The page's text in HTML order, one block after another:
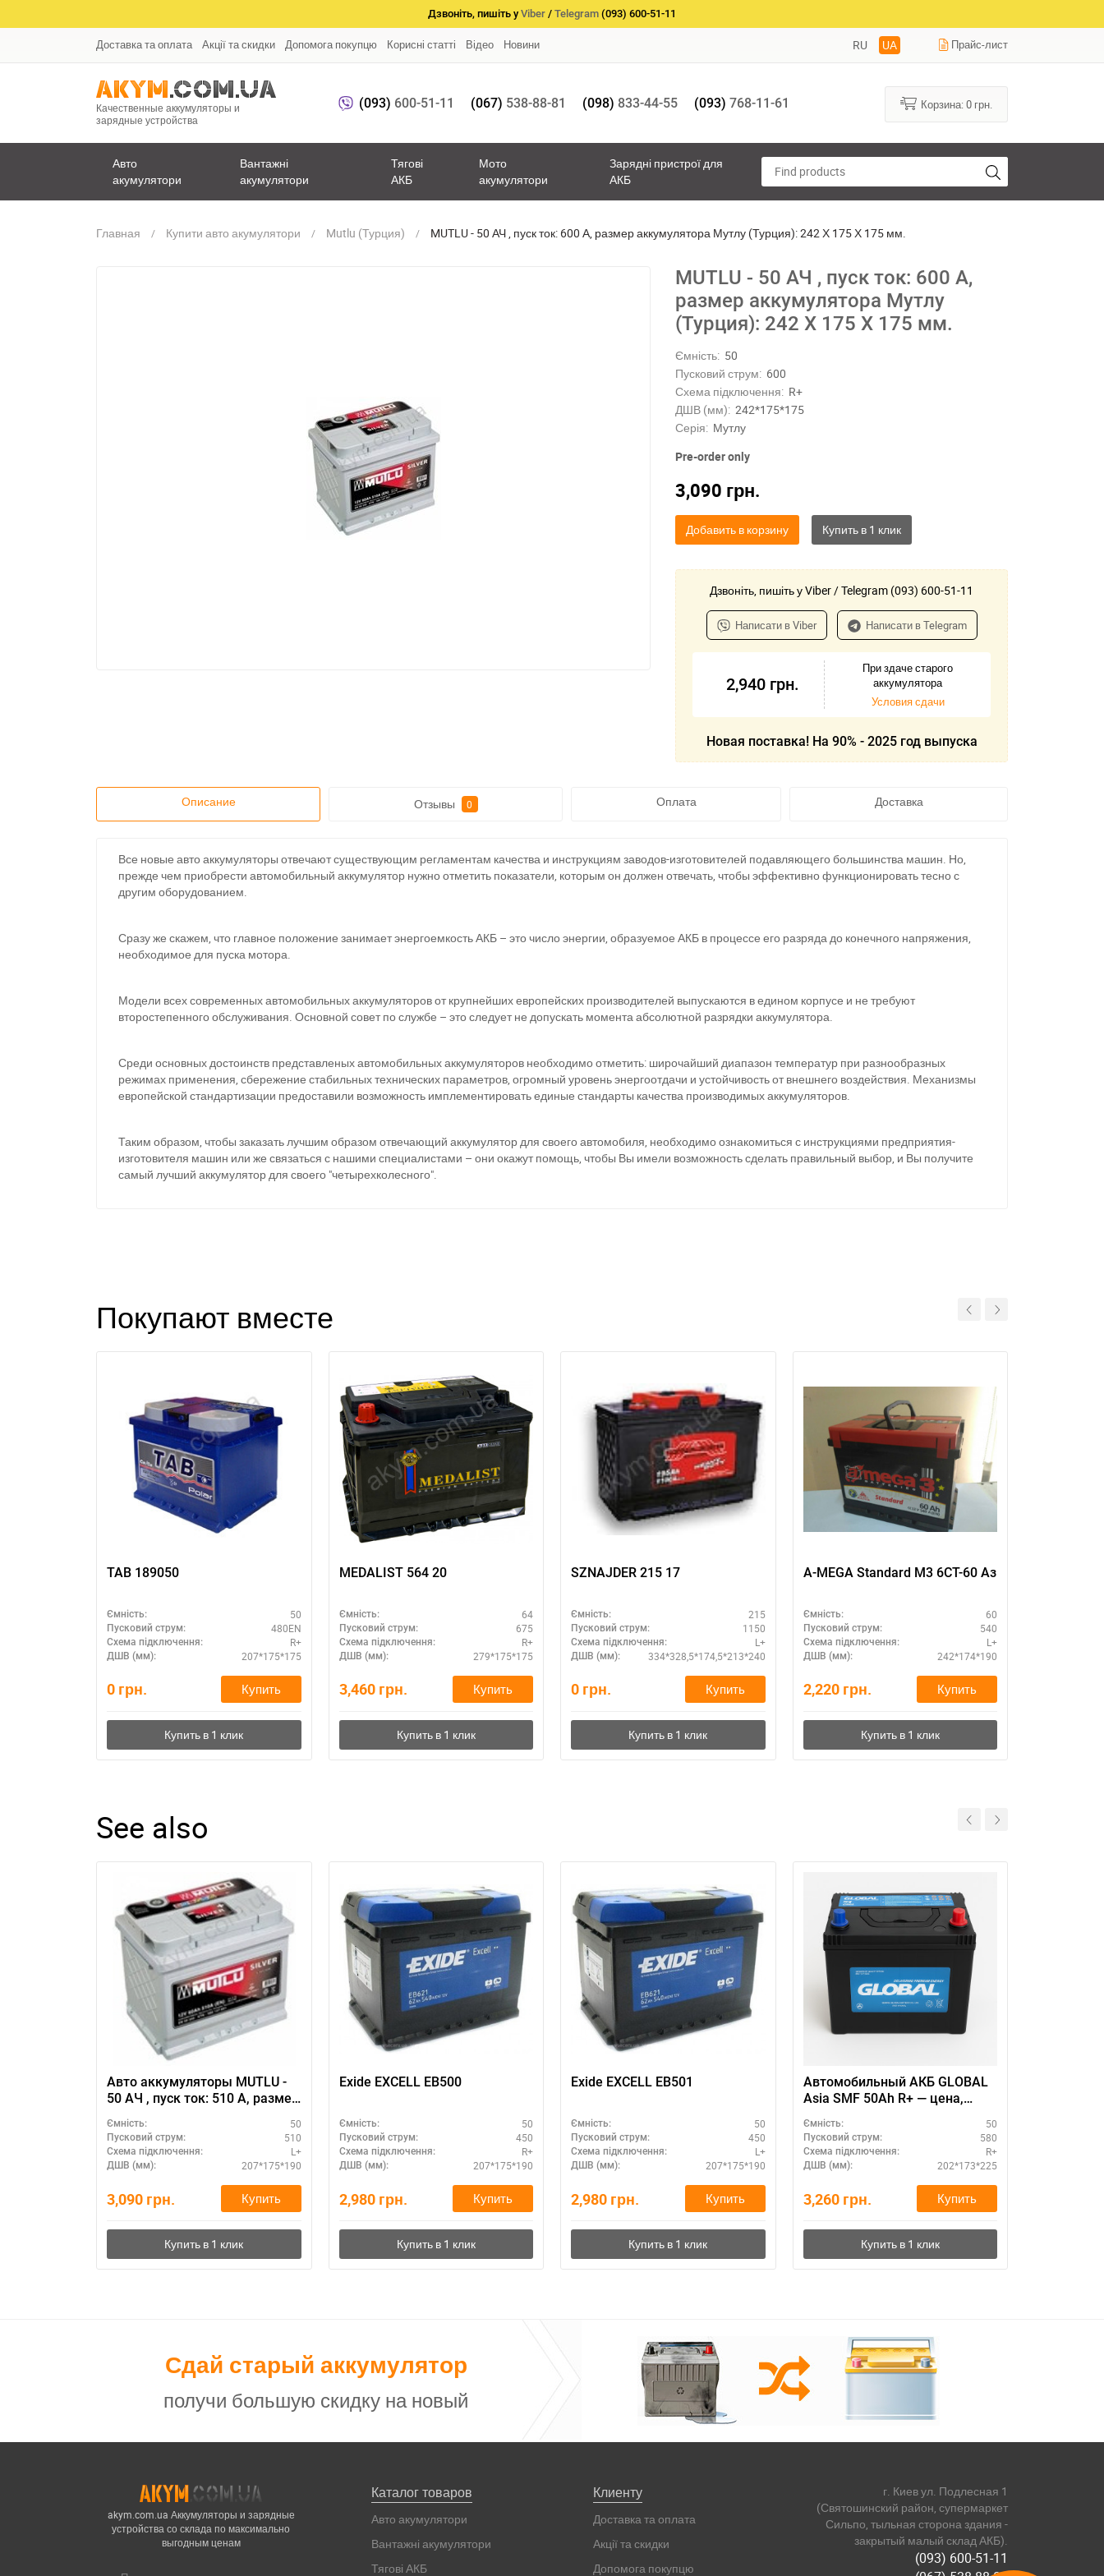
Дзвоніть, пишіть у Viber / Telegram (093) 600-51-11
Доставка та оплата Акції та скидки Допомога покупцю Корисні статті Відео Новини RU UA Прайс-лист
Качественные аккумуляторы и
зарядные устройства
(093) 600-51-11 (067) 538-88-81 (098) 833-44-55 (093) 768-11-61 Корзина:0 грн.
Авто
акумулятори
Вантажні
акумулятори
Тягові
АКБ
Мото
акумулятори
Зарядні пристрої для
АКБ
Главная Купити авто акумулятори Mutlu (Турция) MUTLU - 50 АЧ , пуск ток: 600 А, размер аккумулятора Мутлу (Турция): 242 Х 175 Х 175 мм.
MUTLU - 50 АЧ , пуск ток: 600 А,
размер аккумулятора Мутлу
(Турция): 242 Х 175 Х 175 мм.
Ємність: 50
Пусковий струм: 600
Схема підключення: R+
ДШВ (мм): 242*175*175
Серія: Мутлу
Pre-order only
3,090 грн.
Добавить в корзину
Дзвоніть, пишіть у Viber / Telegram (093) 600-51-11
Написати в Viber Написати в Telegram
2,940 грн.
При здаче старого
аккумулятора
Условия сдачи
Новая поставка! На 90% - 2025 год выпуска
Описание Отзывы 0 Оплата Доставка
Все новые авто аккумуляторы отвечают существующим регламентам качества и инструкциям заводов-изготовителей подавляющего большинства машин. Но,
прежде чем приобрести автомобильный аккумулятор нужно отметить показатели, которым он должен отвечать, чтобы эффективно функционировать тесно с
другим оборудованием.
Сразу же скажем, что главное положение занимает энергоемкость АКБ – это число энергии, образуемое АКБ в процессе его разряда до конечного напряжения,
необходимое для пуска мотора.
Модели всех современных автомобильных аккумуляторов от крупнейших европейских производителей выпускаются в едином корпусе и не требуют
второстепенного обслуживания. Основной совет по службе – это следует не допускать момента абсолютной разрядки аккумулятора.
Среди основных достоинств представленых автомобильных аккумуляторов необходимо отметить: широчайший диапазон температур при разнообразных
режимах применения, сбережение стабильных технических параметров, огромный уровень энергоотдачи и устойчивость от внешнего воздействия. Механизмы
европейской стандартизации предоставили возможность имплементировать единые стандарты качества производимых аккумуляторов.
Таким образом, чтобы заказать лучшим образом отвечающий аккумулятор для своего автомобиля, необходимо ознакомиться с инструкциями предприятия-
изготовителя машин или же связаться с нашими специалистами – они окажут помощь, чтобы Вы имели возможность сделать правильный выбор, и Вы получите
самый лучший аккумулятор для своего "четырехколесного".
Покупают вместе
TAB 189050
Ємність: 50
Пусковий струм: 480EN
Схема підключення: R+
ДШВ (мм): 207*175*175
0 грн. Купить
MEDALIST 564 20
Ємність: 64
Пусковий струм: 675
Схема підключення: R+
ДШВ (мм): 279*175*175
3,460 грн. Купить
SZNAJDER 215 17
Ємність: 215
Пусковий струм: 1150
Схема підключення: L+
ДШВ (мм): 334*328,5*174,5*213*240
0 грн. Купить
A-MEGA Standard M3 6СТ-60 Aз
Ємність: 60
Пусковий струм: 540
Схема підключення: L+
ДШВ (мм): 242*174*190
2,220 грн. Купить
See also
Авто аккумуляторы MUTLU -
50 АЧ , пуск ток: 510 А, размер
аккумулятора Мутлу (Турция):
Ємність: 50
Пусковий струм: 510
Схема підключення: L+
ДШВ (мм): 207*175*190
3,090 грн. Купить
Exide EXCELL EB500
Ємність: 50
Пусковий струм: 450
Схема підключення: R+
ДШВ (мм): 207*175*190
2,980 грн. Купить
Exide EXCELL EB501
Ємність: 50
Пусковий струм: 450
Схема підключення: L+
ДШВ (мм): 207*175*190
2,980 грн. Купить
Автомобильный АКБ GLOBAL
Asia SMF 50Ah R+ — цена,
гарантия
Ємність: 50
Пусковий струм: 580
Схема підключення: R+
ДШВ (мм): 202*173*225
3,260 грн. Купить
Сдай старый аккумулятор
получи большую скидку на новый
akym.com.ua Аккумуляторы и зарядные
устройства со склада по максимально
выгодным ценам
Каталог товаров
Авто акумулятори
Вантажні акумулятори
Тягові АКБ
Клиенту
Доставка та оплата
Акції та скидки
Допомога покупцю
г. Киев ул. Подлесная 1
(Святошинский район, супермаркет
Сильпо, тыльная сторона здания -
закрытый малый склад АКБ).
(093) 600-51-11